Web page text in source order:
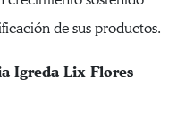
de sus productos.
Igreda Lix Flores